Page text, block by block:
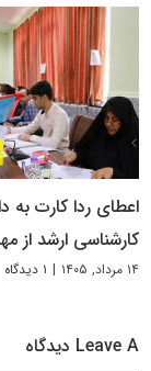
اعطای ردا کارت به
کارشناسی ارشد از مهر
۱۴ مرداد, ۱۴۰۵ | ۱ دیدگاه
Leave A دیدگاه